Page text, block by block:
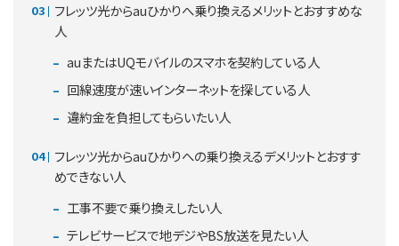
フレッツ光からauひかりへ乗り換えるメリットとおすすめな
人
auまたはUQモバイルのスマホを契約している人
回線速度が速いインターネットを探している人
違約金を負担してもらいたい人
フレッツ光からauひかりへの乗り換えるデメリットとおすす
めできない人
工事不要で乗り換えしたい人
テレビサービスで地デジやBS放送を見たい人